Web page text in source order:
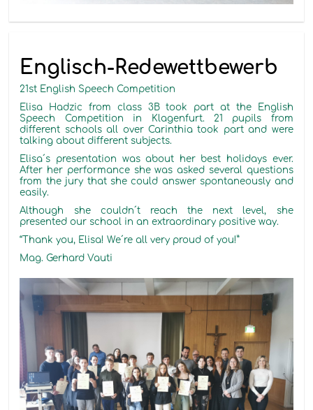
Englisch-Redewettbewerb
21st English Speech Competition
Elisa Hadzic from class 3Btook part at the English
Speech Competition
in Klagenfurt. 21 pupils from
different schools all over Carinthia took part and were
talking about different subjects.
Elisa´s presentation wasabout her best holidays ever.
After her performance she was asked several questions
from the jury that she could answer spontaneously and
easily.
Although she couldn´t reach the next level, she
presented our school in an extraordinary positive way.
“Thank you, Elisa! We´re allvery proud ofyou!”
Mag. Gerhard Vauti